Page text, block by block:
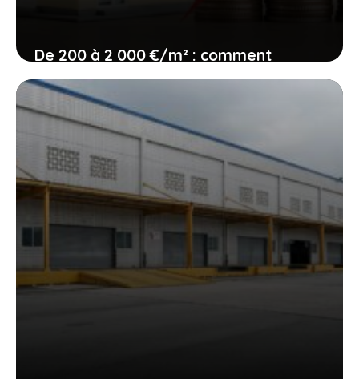
De 200 à 2 000 €/m² : comment
chiffrer sa rénovation sans se tromper
15 juin 2026